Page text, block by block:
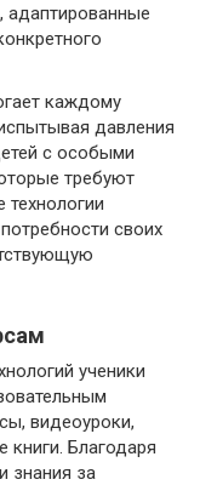
адаптированные
каждому
давления
с особыми
требуют
своих
ученики
видеоуроки,
книги. Благодаря
знания за